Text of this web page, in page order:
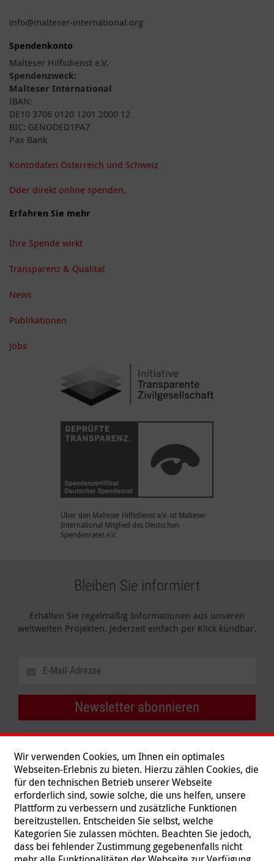
info@malteser-international.org
Spendenkonto
Malteser Hilfsdienst e.V.
Spendenzweck:
Malteser International
IBAN:
DE10 3706 0120 1201 2000 12
BIC: GENODED1PA7
Pax Bank
Kontodaten Österreich und Schweiz
Oder direkt online spenden.
Erfahren Sie mehr
Ihre Spende wirkt
Transparenz & Qualität
News
Publikationen
Jobs
Über den Malteser Hilfsdienst e.V. ist Malteser
International Mitglied des Deutschen
Spendenrates e.V.
Bleiben Sie informiert
Erhalten Sie regelmäßig Informationen aus unseren
weltweiten Projekten. Jederzeit einfach per Klick kündbar.
Newsletter abonnieren
Wir verwenden Cookies, um Ihnen ein optimales
Webseiten-Erlebnis zu bieten. Hierzu zählen Cookies, die
für den technischen Betrieb unserer Webseite
erforderlich sind, sowie solche, die uns helfen, unsere
Plattform zu verbessern und zusätzliche Funktionen
bereitzustellen. Entscheiden Sie selbst, welche
Kategorien Sie zulassen möchten. Beachten Sie jedoch,
dass bei fehlender Zustimmung gegebenenfalls nicht